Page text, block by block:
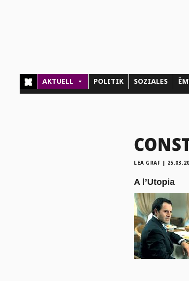
AKTUELL POLITIK SOZIALES
LEA GRAF |
A l’Utopia